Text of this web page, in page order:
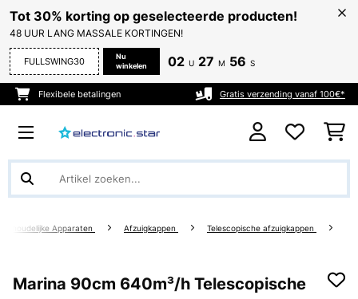
Tot 30% korting op geselecteerde producten!
48 UUR LANG MASSALE KORTINGEN!
FULLSWING30
Nu
winkelen
02 U 27 M 56 S
Flexibele betalingen Gratis verzending vanaf 100€*
Apparaten Afzuigkappen Telescopische afzuigkappen
Marina 90cm 640m³/h Telescopische